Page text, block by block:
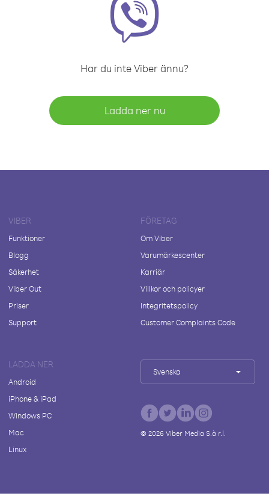
Har du inte Viber ännu?
Ladda ner nu
VIBER
Funktioner
Blogg
Säkerhet
Viber Out
Priser
Support
FÖRETAG
Om Viber
Varumärkescenter
Karriär
Villkor och policyer
Integritetspolicy
Customer Complaints Code
LADDA NER
Android
iPhone & iPad
Windows PC
Mac
Linux
Svenska
© 2026Viber Media S.à r.l.